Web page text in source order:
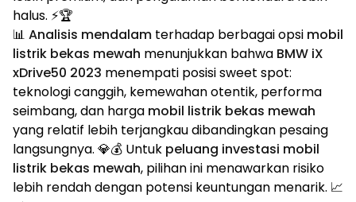
halus. ⚡🏆
📊 Analisis mendalam terhadap berbagai opsi mobil
listrik bekas mewah menunjukkan bahwa BMW iX
xDrive50 2023 menempati posisi sweet spot:
teknologi canggih, kemewahan otentik, performa
seimbang, dan harga mobil listrik bekas mewah
yang relatif lebih terjangkau dibandingkan pesaing
langsungnya. 💎💰 Untuk peluang investasi mobil
listrik bekas mewah, pilihan ini menawarkan risiko
lebih rendah dengan potensi keuntungan menarik. 📈